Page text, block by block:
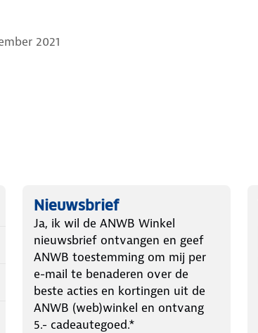
2021
Nieuwsbrief
Ja, ik wil de ANWB Winkel
nieuwsbrief ontvangen en geef
ANWB toestemming om mij per
e-mail te benaderen over de
beste acties en kortingen uit de
ANWB (web)winkel en ontvang
5.- cadeautegoed.*